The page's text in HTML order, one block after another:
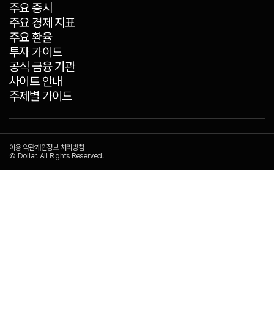
주요 증시
주요 경제 지표
주요 환율
투자 가이드
공식 금융 기관
사이트 안내
주제별 가이드
이용 약관개인정보 처리방침
© Dollar. All Rights Reserved.